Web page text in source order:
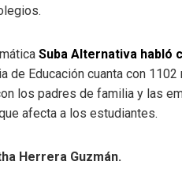
Suba Alternativa habló
de Educación cuanta con
los padres de familia y las
afecta a los estudiantes.
Herrera Guzmán.